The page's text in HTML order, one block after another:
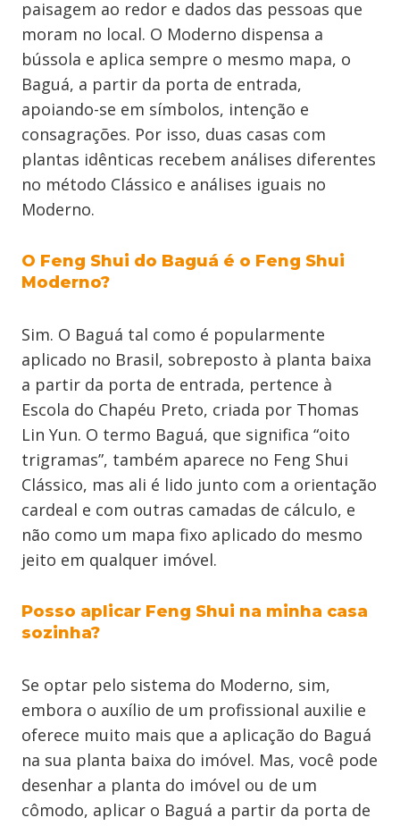
paisagem ao redor e dados das pessoas que
moram no local. O Moderno dispensa a
bússola e aplica sempre o mesmo mapa, o
Baguá, a partir da porta de entrada,
apoiando-se em símbolos, intenção e
consagrações. Por isso, duas casas com
plantas idênticas recebem análises diferentes
no método Clássico e análises iguais no
Moderno.
O Feng Shui do Baguá é o Feng Shui
Moderno?
Sim. O Baguá tal como é popularmente
aplicado no Brasil, sobreposto à planta baixa
a partir da porta de entrada, pertence à
Escola do Chapéu Preto, criada por Thomas
Lin Yun. O termo Baguá, que significa “oito
trigramas”, também aparece no Feng Shui
Clássico, mas ali é lido junto com a orientação
cardeal e com outras camadas de cálculo, e
não como um mapa fixo aplicado do mesmo
jeito em qualquer imóvel.
Posso aplicar Feng Shui na minha casa
sozinha?
Se optar pelo sistema do Moderno, sim,
embora o auxílio de um profissional auxilie e
oferece muito mais que a aplicação do Baguá
na sua planta baixa do imóvel. Mas, você pode
desenhar a planta do imóvel ou de um
cômodo, aplicar o Baguá a partir da porta de